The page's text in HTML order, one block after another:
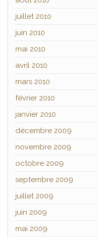
juillet 2010
juin 2010
mai 2010
avril 2010
mars 2010
février 2010
janvier 2010
décembre 2009
novembre 2009
octobre 2009
septembre 2009
juillet 2009
juin 2009
mai 2009